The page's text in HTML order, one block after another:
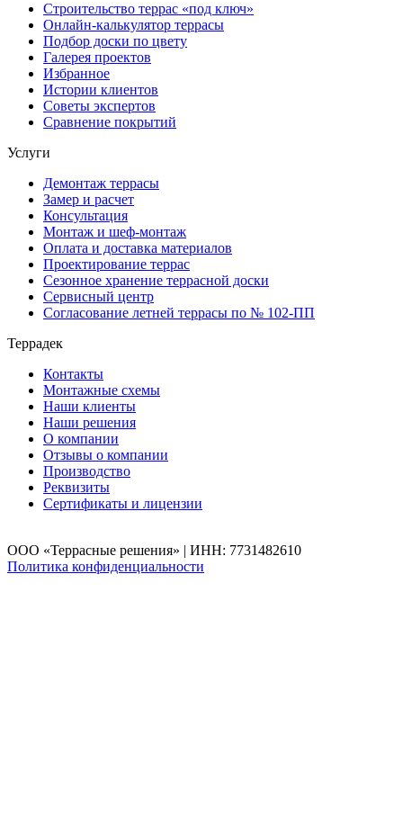
Строительство террас «под ключ»
Онлайн-калькулятор террасы
Подбор доски по цвету
Галерея проектов
Избранное
Истории клиентов
Советы экспертов
Сравнение покрытий
Услуги
Демонтаж террасы
Замер и расчет
Консультация
Монтаж и шеф-монтаж
Оплата и доставка материалов
Проектирование террас
Сезонное хранение террасной доски
Сервисный центр
Согласование летней террасы по № 102-ПП
Террадек
Контакты
Монтажные схемы
Наши клиенты
Наши решения
О компании
Отзывы о компании
Производство
Реквизиты
Сертификаты и лицензии
ООО «Террасные решения» | ИНН: 7731482610
Политика конфиденциальности